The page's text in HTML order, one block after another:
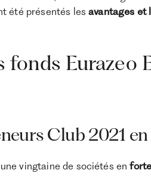
été présentés lesavantages et
fonds Eurazeo
Club 2021
vingtaine de sociétés en